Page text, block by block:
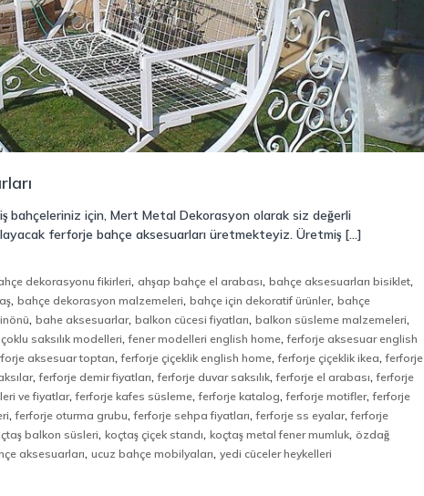
bahçeleriniz için, Mert Metal Dekorasyon olarak siz değerli
ferforje bahçe aksesuarları üretmekteyiz. Üretmiş […]
dekorasyonu fikirleri,ahşap bahçe el arabası,bahçe aksesuarları bisiklet,
,bahçe dekorasyon malzemeleri,bahçe için dekoratif ürünler,bahçe
,bahe aksesuarlar,balkon cücesi fiyatları,balkon süsleme malzemeleri,
çoklu saksılık modelleri,fener modelleri english home,ferforje aksesuar english
aksesuar toptan,ferforje çiçeklik english home,ferforje çiçeklik ikea,ferforje
,ferforje demir fiyatları,ferforje duvar saksılık,ferforje el arabası,ferforje
ve fiyatlar,ferforje kafes süsleme,ferforje katalog,ferforje motifler,ferforje
,ferforje oturma grubu,ferforje sehpa fiyatları,ferforje ss eyalar,ferforje
balkon süsleri,koçtaş çiçek standı,koçtaş metal fener mumluk, özdağ
aksesuarları,ucuz bahçe mobilyaları,yedi cüceler heykelleri